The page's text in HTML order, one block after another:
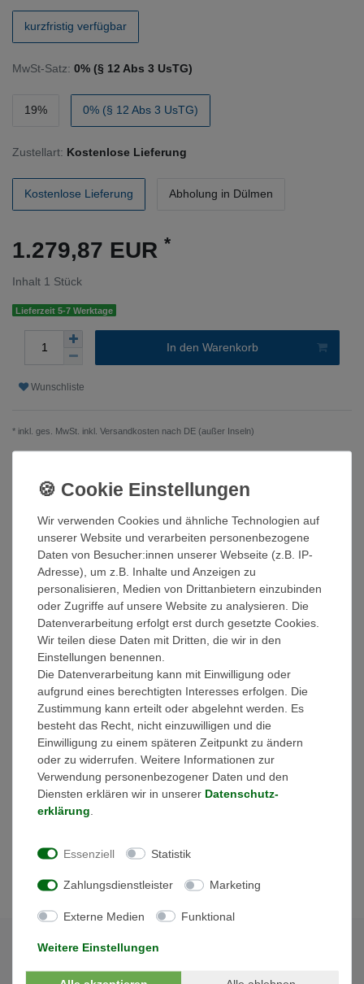
kurzfristig verfügbar
MwSt-Satz: 0% (§ 12 Abs 3 UsTG)
19% 0% (§ 12 Abs 3 UsTG)
Zustellart: Kostenlose Lieferung
Kostenlose Lieferung Abholung in Dülmen
1.279,87 EUR *
Inhalt 1 Stück
Lieferzeit 5-7 Werktage
In den Warenkorb
Wunschliste
* inkl. ges. MwSt. inkl. Versandkosten nach DE (außer Inseln)
Beschreibung
Technische Daten
Weitere Details
Dieses Gerät erlaubt durch den breiten Batteriespannungsbereich
von 180V bis 550V eine flexible Kompatibilität mit mehreren
Lithium Batteriesystemen auf dem Markt. Die eingehende PV-
Generatorleistung kann bei diesem Gerät bis zu 30% über der
Nennleistung liegen, was zu einer besseren Energieausbeute an
sehr heißen und sehr kalten Tagen führt. Die eingebaute UPS
(Notstrom) Funktion ermöglicht im Falle eines Stromausfalls ein
Umschalten innerhalb von 10 Millisekunden, um eine
unterbrechungsfreie Stromversorgung für angeschlossene
Verbraucher zu garantieren. Der Wechselrichter hat zudem eine
offene Batteriemanagement-Schnittstelle, was den Anforderungen
Der 3-Phasen-Zähler ist dem Wechselrichter beigelegt
Wir verwenden Cookies und ähnliche Technologien auf
unserer Website und verarbeiten personenbezogene
Daten von Besucher:innen unserer Webseite (z.B. IP-
Adresse), um z.B. Inhalte und Anzeigen zu
personalisieren, Medien von Drittanbietern einzubinden
oder Zugriffe auf unsere Website zu analysieren. Die
Datenverarbeitung erfolgt erst durch gesetzte Cookies.
Wir teilen diese Daten mit Dritten, die wir in den
Einstellungen benennen.
Die Datenverarbeitung kann mit Einwilligung oder
aufgrund eines berechtigten Interesses erfolgen. Die
Zustimmung kann erteilt oder abgelehnt werden. Es
besteht das Recht, nicht einzuwilligen und die
Einwilligung zu einem späteren Zeitpunkt zu ändern
oder zu widerrufen. Weitere Informationen zur
Verwendung personenbezogener Daten und den
Diensten erklären wir in unserer Daten­schutz­
erklärung
Essenziell Statistik
Zahlungsdienstleister Marketing
Externe Medien Funktional
Weitere Einstellungen